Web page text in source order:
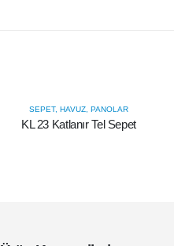
SEPET, HAVUZ, PANOLAR
KL 23 Katlanır Tel Sepet